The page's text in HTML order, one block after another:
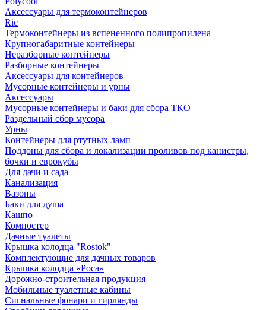
Аксессуары для термоконтейнеров
Ric
Термоконтейнеры из вспененного полипропилена
Крупногабаритные контейнеры
Неразборные контейнеры
Разборные контейнеры
Аксессуары для контейнеров
Мусорные контейнеры и урны
Аксессуары
Мусорные контейнеры и баки для сбора ТКО
Раздельный сбор мусора
Урны
Контейнеры для ртутных ламп
Поддоны для сбора и локализации проливов под канистры,
бочки и еврокубы
Для дачи и сада
Канализация
Вазоны
Баки для душа
Кашпо
Компостер
Дачные туалеты
Крышка колодца "Rostok"
Комплектующие для дачных товаров
Крышка колодца «Роса»
Дорожно-строительная продукция
Мобильные туалетные кабины
Сигнальные фонари и гирлянды